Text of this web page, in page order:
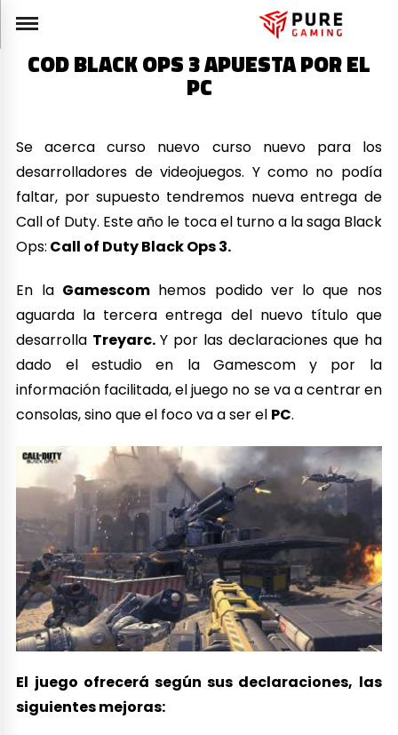
COD BLACK OPS 3 APUESTA POR EL
PC
Se acerca curso nuevo curso nuevo para los
desarrolladores de videojuegos. Y como no podía
faltar, por supuesto tendremos nueva entrega de
Call of Duty. Este año le toca el turno a la saga Black
Ops: Call of Duty Black Ops 3.
En la Gamescomhemos podido ver lo que nos
aguarda la tercera entrega del nuevo título que
desarrolla Treyarc.Y por las declaraciones que ha
dado el estudio en la Gamescom y por la
información facilitada, el juego no se va a centrar en
consolas, sino que el foco va a ser el PC.
El juego ofrecerá según sus declaraciones, las
siguientes mejoras: